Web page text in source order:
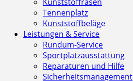
Tennenplatz
Kunststoffbeläge
Leistungen & Service
Rundum-Service
Sportplatzausstattung
Reparaturen und Hilfe
Sicherheitsmanagement